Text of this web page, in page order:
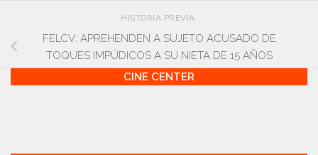
HISTORIA PREVIA
FELCV: APREHENDEN A SUJETO ACUSADO DE
TOQUES IMPÚDICOS A SU NIETA DE 15 AÑOS
CINE CENTER